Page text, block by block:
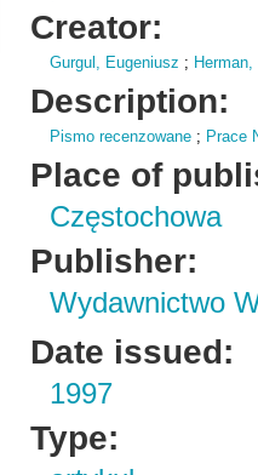
Creator:
Gurgul, Eugeniusz ;
Description:
Pismo recenzowane ; Prace
Place of
Częstochowa
Publisher:
Wydawnictwo
Date issued:
1997
Type: